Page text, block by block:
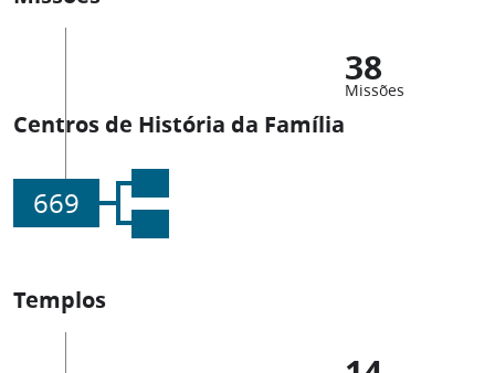
38
Missões
Centros de História da Família
669
Templos